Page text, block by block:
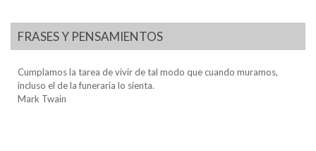
FRASES Y PENSAMIENTOS
Cumplamos la tarea de vivir de tal modo que cuando muramos,
incluso el de la funeraria lo sienta.
Mark Twain